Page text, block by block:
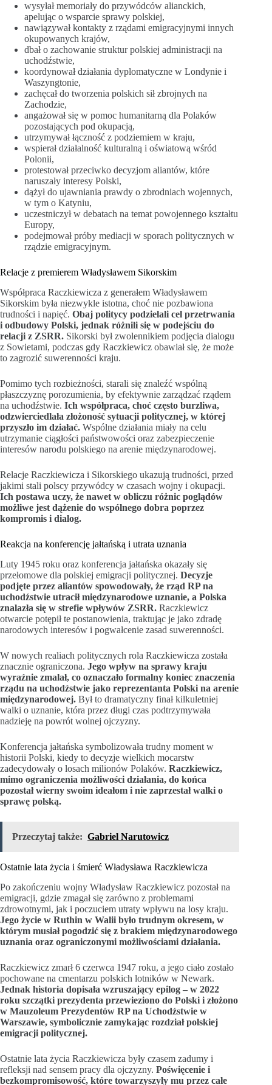
wysyłał memoriały do przywódców alianckich,
apelując o wsparcie sprawy polskiej,
nawiązywał kontakty z rządami emigracyjnymi innych
okupowanych krajów,
dbał o zachowanie struktur polskiej administracji na
uchodźstwie,
koordynował działania dyplomatyczne w Londynie i
Waszyngtonie,
zachęcał do tworzenia polskich sił zbrojnych na
Zachodzie,
angażował się w pomoc humanitarną dla Polaków
pozostających pod okupacją,
utrzymywał łączność z podziemiem w kraju,
wspierał działalność kulturalną i oświatową wśród
Polonii,
protestował przeciwko decyzjom aliantów, które
naruszały interesy Polski,
dążył do ujawniania prawdy o zbrodniach wojennych,
w tym o Katyniu,
uczestniczył w debatach na temat powojennego kształtu
Europy,
podejmował próby mediacji w sporach politycznych w
rządzie emigracyjnym.
Relacje z premierem Władysławem Sikorskim
Współpraca Raczkiewicza z generałem Władysławem
Sikorskim była niezwykle istotna, choć nie pozbawiona
trudności i napięć. Obaj politycy podzielali cel przetrwania
i odbudowy Polski, jednak różnili się w podejściu do
relacji z ZSRR. Sikorski był zwolennikiem podjęcia dialogu
z Sowietami, podczas gdy Raczkiewicz obawiał się, że może
to zagrozić suwerenności kraju.
Pomimo tych rozbieżności, starali się znaleźć wspólną
płaszczyznę porozumienia, by efektywnie zarządzać rządem
na uchodźstwie. Ich współpraca, choć często burzliwa,
odzwierciedlała złożoność sytuacji politycznej, w której
przyszło im działać. Wspólne działania miały na celu
utrzymanie ciągłości państwowości oraz zabezpieczenie
interesów narodu polskiego na arenie międzynarodowej.
Relacje Raczkiewicza i Sikorskiego ukazują trudności, przed
jakimi stali polscy przywódcy w czasach wojny i okupacji.
Ich postawa uczy, że nawet w obliczu różnic poglądów
możliwe jest dążenie do wspólnego dobra poprzez
kompromis i dialog.
Reakcja na konferencję jałtańską i utrata uznania
Luty 1945 roku oraz konferencja jałtańska okazały się
przełomowe dla polskiej emigracji politycznej. Decyzje
podjęte przez aliantów spowodowały, że rząd RP na
uchodźstwie utracił międzynarodowe uznanie, a Polska
znalazła się w strefie wpływów ZSRR. Raczkiewicz
otwarcie potępił te postanowienia, traktując je jako zdradę
narodowych interesów i pogwałcenie zasad suwerenności.
W nowych realiach politycznych rola Raczkiewicza została
znacznie ograniczona. Jego wpływ na sprawy kraju
wyraźnie zmalał, co oznaczało formalny koniec znaczenia
rządu na uchodźstwie jako reprezentanta Polski na arenie
międzynarodowej. Był to dramatyczny finał kilkuletniej
walki o uznanie, która przez długi czas podtrzymywała
nadzieję na powrót wolnej ojczyzny.
Konferencja jałtańska symbolizowała trudny moment w
historii Polski, kiedy to decyzje wielkich mocarstw
zadecydowały o losach milionów Polaków. Raczkiewicz,
mimo ograniczenia możliwości działania, do końca
pozostał wierny swoim ideałom i nie zaprzestał walki o
sprawę polską.
Przeczytaj także: Gabriel Narutowicz
Ostatnie lata życia i śmierć Władysława Raczkiewicza
Po zakończeniu wojny Władysław Raczkiewicz pozostał na
emigracji, gdzie zmagał się zarówno z problemami
zdrowotnymi, jak i poczuciem utraty wpływu na losy kraju.
Jego życie w Ruthin w Walii było trudnym okresem, w
którym musiał pogodzić się z brakiem międzynarodowego
uznania oraz ograniczonymi możliwościami działania.
Raczkiewicz zmarł 6 czerwca 1947 roku, a jego ciało zostało
pochowane na cmentarzu polskich lotników w Newark.
Jednak historia dopisała wzruszający epilog – w 2022
roku szczątki prezydenta przewieziono do Polski i złożono
w Mauzoleum Prezydentów RP na Uchodźstwie w
Warszawie, symbolicznie zamykając rozdział polskiej
emigracji politycznej.
Ostatnie lata życia Raczkiewicza były czasem zadumy i
refleksji nad sensem pracy dla ojczyzny. Poświęcenie i
bezkompromisowość, które towarzyszyły mu przez całe